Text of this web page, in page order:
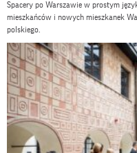
Spacery po Warszawie w prostym
mieszkańców i nowych mieszkanek
polskiego.